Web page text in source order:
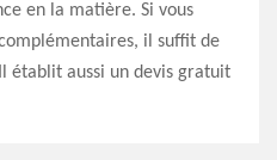
en la matière. Si vous
il suffit de
établit aussi un devis gratuit